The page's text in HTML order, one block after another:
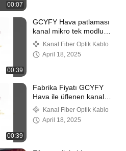
00:07
00:39
GCYFY Hava patlaması
kanal mikro tek modlu
optik fiber kablolar 24
48 96 144 Boyutlar
FTTH kullanılır
Kanal Fiber Optik Kablo
April 18, 2025
00:39
Fabrika Fiyatı GCYFY
Hava ile üflenen kanal
mikro tek modlu optik
fiber kabloları 4 6 12 24
48 96 144 288 FTTH
Kanal Fiber Optik Kablo
April 18, 2025